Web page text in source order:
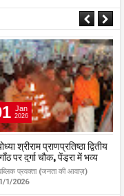
प्राणप्रतिष्ठा द्वितीय
दुर्गा चौक, पेंड्रा में भव्य
सम्पन्न
प्रवक्ता (जनता की आवाज़)